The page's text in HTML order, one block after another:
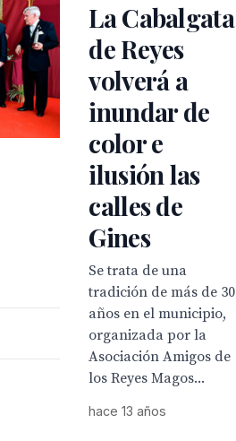
La Cabalgata
de Reyes
volverá a
inundar de
color e
ilusión las
calles de
Gines
Se trata de una
tradición de más de 30
años en el municipio,
organizada por la
Asociación Amigos de
los Reyes Magos...
hace 13 años